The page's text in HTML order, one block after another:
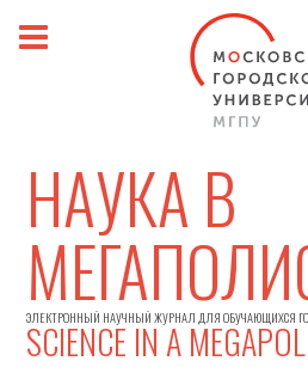
НАУКА В
ЭЛЕКТРОННЫЙ НАУЧНЫЙ ЖУРНАЛ ДЛЯ ОБУЧАЮЩИХСЯ
SCIENCE IN A